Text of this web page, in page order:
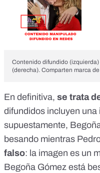
Contenido difundido
(derecha). Comparten marca
En definitiva, se trata
difundidos incluyen una
supuestamente,
besando mientras
falso: la imagen es un
Begoña Gómez está